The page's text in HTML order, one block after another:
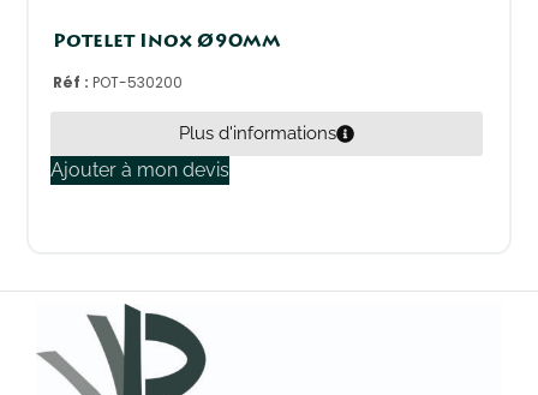
Potelet Inox Ø90mm
Réf :POT-530200
Plus d'informations
Ajouter à mon devis